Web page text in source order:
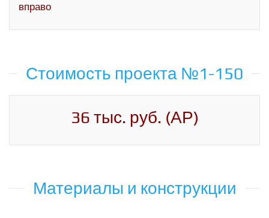
вправо
Стоимость проекта №1-150
36 тыс. руб. (АР)
Материалы и конструкции